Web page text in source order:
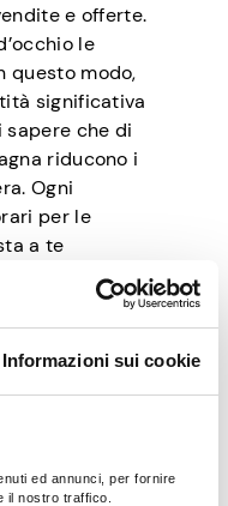
Informazioni sui cookie
ed annunci, per fornire
il nostro traffico.
e offerte.
le
questo modo,
significativa
sapere che di
riducono i
Ogni
per le
a te
offrono carte
ogni volta
prodotti